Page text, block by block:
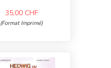
35,00 CHF
(Format Imprimé)